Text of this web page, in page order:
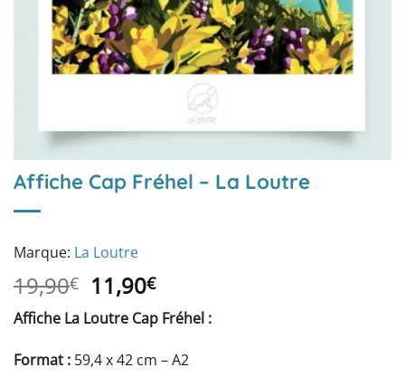
Affiche Cap Fréhel – La Loutre
Marque: La Loutre
19,90€ Le
prix
initial
était :
19,90€.
11,90€Le
prix
actuel
est :
11,90€.
Affiche La Loutre Cap Fréhel :
Format : 59,4 x 42 cm – A2